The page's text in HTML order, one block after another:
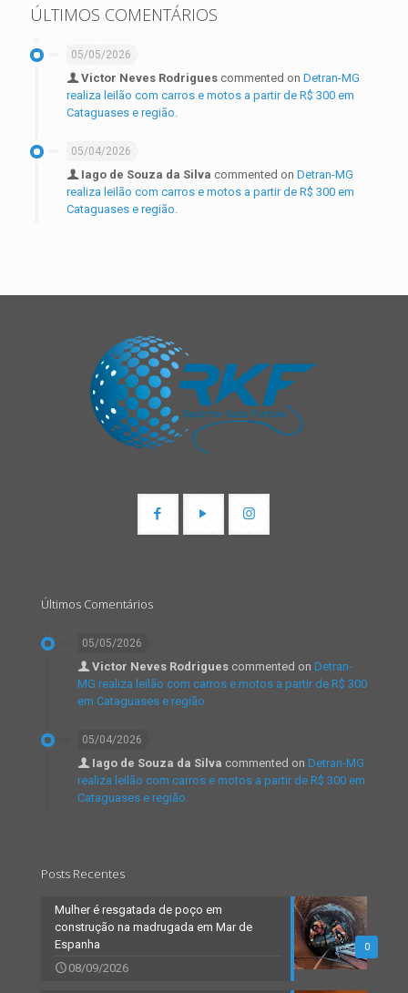
ÚLTIMOS COMENTÁRIOS
05/05/2026
Victor Neves Rodrigues commented on Detran-MG
realiza leilão com carros e motos a partir de R$ 300 em
Cataguases e região.
05/04/2026
Iago de Souza da Silva commented on Detran-MG
realiza leilão com carros e motos a partir de R$ 300 em
Cataguases e região.
Últimos Comentários
05/05/2026
Victor Neves Rodrigues commented on Detran-
MG realiza leilão com carros e motos a partir de R$ 300
em Cataguases e região.
05/04/2026
Iago de Souza da Silva commented on Detran-MG
realiza leilão com carros e motos a partir de R$ 300 em
Cataguases e região.
Posts Recentes
0
Mulher é resgatada de poço em
construção na madrugada em Mar de
Espanha
08/09/2026